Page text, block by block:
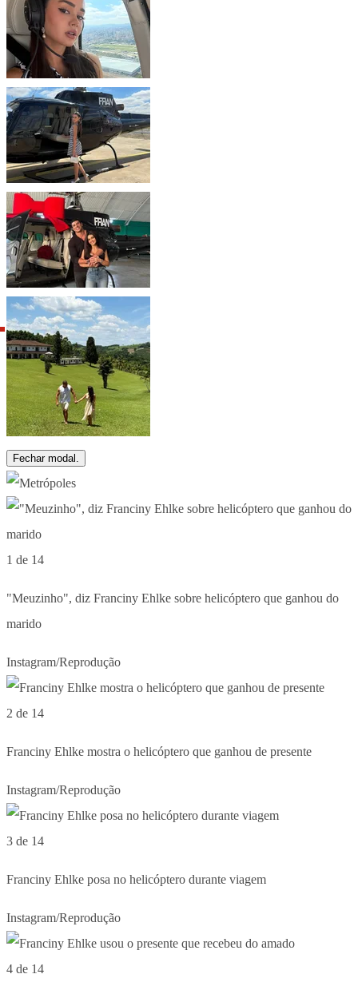
Fechar modal.
1 de 14
"Meuzinho", diz Franciny Ehlke sobre helicóptero que ganhou do
marido
Instagram/Reprodução
2 de 14
Franciny Ehlke mostra o helicóptero que ganhou de presente
Instagram/Reprodução
3 de 14
Franciny Ehlke posa no helicóptero durante viagem
Instagram/Reprodução
4 de 14